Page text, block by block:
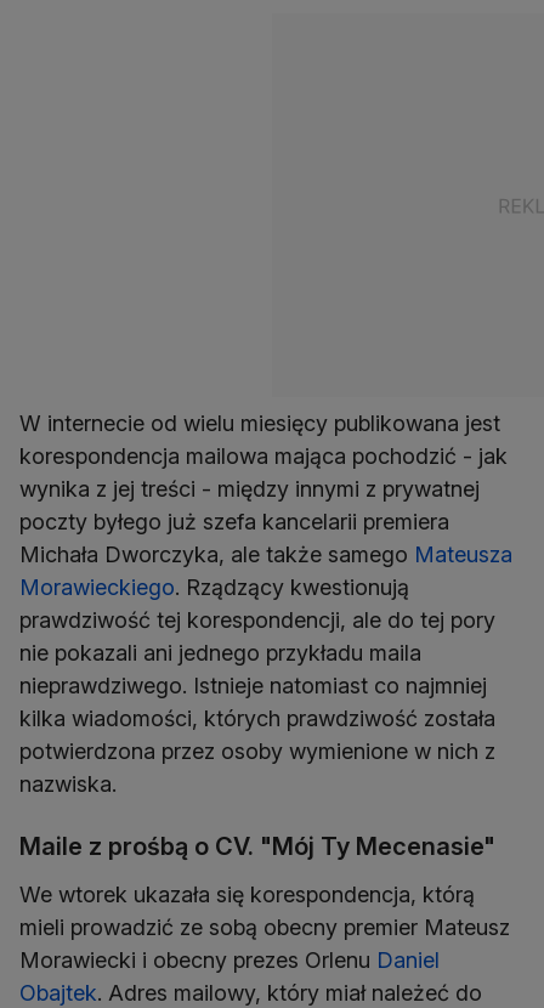
W internecie od wielu miesięcy publikowana jest
korespondencja mailowa mająca pochodzić - jak
wynika z jej treści - między innymi z prywatnej
poczty byłego już szefa kancelarii premiera
Michała Dworczyka, ale także samego Mateusza
Morawieckiego. Rządzący kwestionują
prawdziwość tej korespondencji, ale do tej pory
nie pokazali ani jednego przykładu maila
nieprawdziwego. Istnieje natomiast co najmniej
kilka wiadomości, których prawdziwość została
potwierdzona przez osoby wymienione w nich z
nazwiska.
Maile z prośbą o CV. "Mój Ty Mecenasie"
We wtorek ukazała się korespondencja, którą
mieli prowadzić ze sobą obecny premier Mateusz
Morawiecki i obecny prezes Orlenu Daniel
Obajtek. Adres mailowy, który miał należeć do